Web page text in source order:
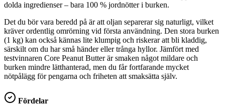
dolda ingredienser – bara 100 % jordnötter i burken.
Det du bör vara beredd på är att oljan separerar sig naturligt, vilket
kräver ordentlig omrörning vid första användning. Den stora burken
(1 kg) kan också kännas lite klumpig och riskerar att bli kladdig,
särskilt om du har små händer eller trånga hyllor. Jämfört med
testvinnaren Core Peanut Butter är smaken något mildare och
burken mindre lätthanterad, men du får fortfarande mycket
nötpålägg för pengarna och friheten att smaksätta själv.
Fördelar